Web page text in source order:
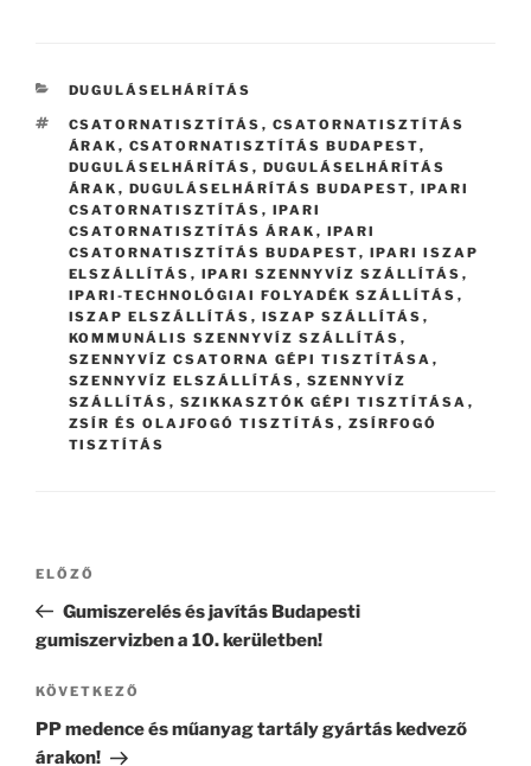
KATEGÓRIÁK
DUGULÁSELHÁRÍTÁS
CÍMKÉK
CSATORNATISZTÍTÁS , CSATORNATISZTÍTÁS
ÁRAK , CSATORNATISZTÍTÁS BUDAPEST,
DUGULÁSELHÁRÍTÁS , DUGULÁSELHÁRÍTÁS
ÁRAK , DUGULÁSELHÁRÍTÁS BUDAPEST, IPARI
CSATORNATISZTÍTÁS , IPARI
CSATORNATISZTÍTÁS ÁRAK , IPARI
CSATORNATISZTÍTÁS BUDAPEST, IPARI ISZAP
ELSZÁLLÍTÁS , IPARI SZENNYVÍZ SZÁLLÍTÁS ,
IPARI-TECHNOLÓGIAI FOLYADÉK SZÁLLÍTÁS ,
ISZAP ELSZÁLLÍTÁS , ISZAP SZÁLLÍTÁS ,
KOMMUNÁLIS SZENNYVÍZ SZÁLLÍTÁS ,
SZENNYVÍZ CSATORNA GÉPI TISZTÍTÁSA ,
SZENNYVÍZ ELSZÁLLÍTÁS , SZENNYVÍZ
SZÁLLÍTÁS , SZIKKASZTÓK GÉPI TISZTÍTÁSA ,
ZSÍR ÉS OLAJFOGÓ TISZTÍTÁS , ZSÍRFOGÓ
TISZTÍTÁS
Bejegyzés
Korábbi
bejegyzés
ELŐZŐ
Gumiszerelés és javítás Budapesti
gumiszervizben a 10. kerületben!
Következő
bejegyzés
KÖVETKEZŐ
PP medence és műanyag tartály gyártás kedvező
árakon!